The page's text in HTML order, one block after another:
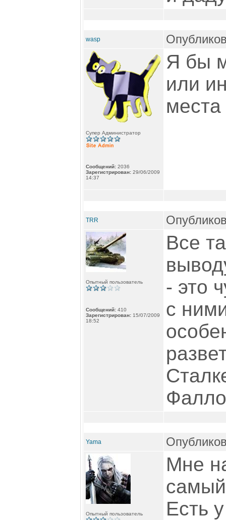
wasp
Супер Администратор
Сообщений: 2036
Зарегистрирован: 29/06/2009
14:37
Я бы
или
места
TRR
Опытный пользователь
Сообщений: 410
Зарегистрирован: 15/07/2009
18:52
Все
- это
с
Yama
Опытный пользователь
Мне
Есть